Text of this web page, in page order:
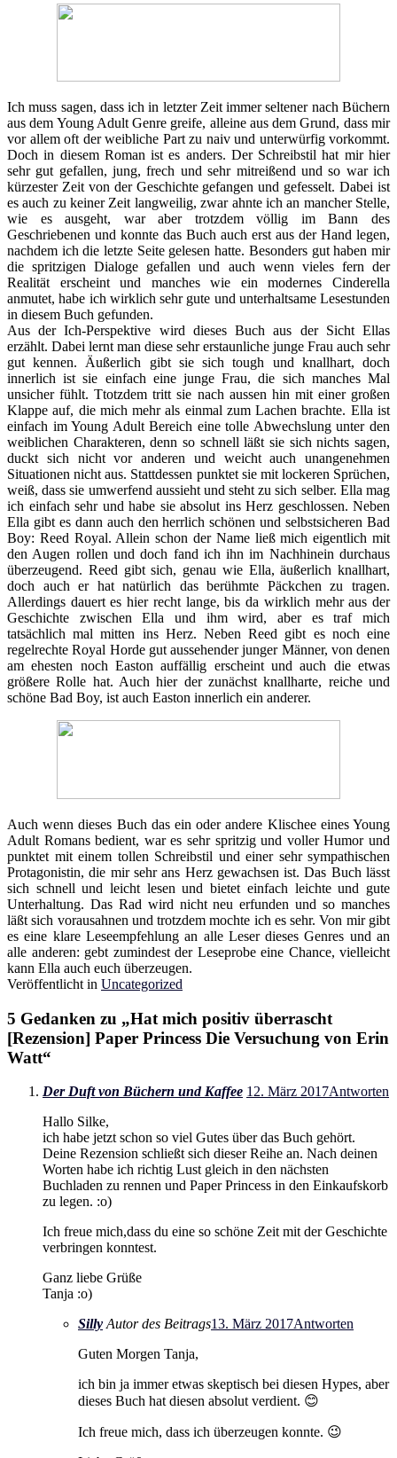
Ich muss sagen, dass ich in letzter Zeit immer seltener nach Büchern
aus dem Young Adult Genre greife, alleine aus dem Grund, dass mir
vor allem oft der weibliche Part zu naiv und unterwürfig vorkommt.
Doch in diesem Roman ist es anders. Der Schreibstil hat mir hier
sehr gut gefallen, jung, frech und sehr mitreißend und so war ich
kürzester Zeit von der Geschichte gefangen und gefesselt. Dabei ist
es auch zu keiner Zeit langweilig, zwar ahnte ich an mancher Stelle,
wie es ausgeht, war aber trotzdem völlig im Bann des
Geschriebenen und konnte das Buch auch erst aus der Hand legen,
nachdem ich die letzte Seite gelesen hatte. Besonders gut haben mir
die spritzigen Dialoge gefallen und auch wenn vieles fern der
Realität erscheint und manches wie ein modernes Cinderella
anmutet, habe ich wirklich sehr gute und unterhaltsame Lesestunden
in diesem Buch gefunden.
Aus der Ich-Perspektive wird dieses Buch aus der Sicht Ellas
erzählt. Dabei lernt man diese sehr erstaunliche junge Frau auch sehr
gut kennen. Äußerlich gibt sie sich tough und knallhart, doch
innerlich ist sie einfach eine junge Frau, die sich manches Mal
unsicher fühlt. Ttotzdem tritt sie nach aussen hin mit einer großen
Klappe auf, die mich mehr als einmal zum Lachen brachte. Ella ist
einfach im Young Adult Bereich eine tolle Abwechslung unter den
weiblichen Charakteren, denn so schnell läßt sie sich nichts sagen,
duckt sich nicht vor anderen und weicht auch unangenehmen
Situationen nicht aus. Stattdessen punktet sie mit lockeren Sprüchen,
weiß, dass sie umwerfend aussieht und steht zu sich selber. Ella mag
ich einfach sehr und habe sie absolut ins Herz geschlossen. Neben
Ella gibt es dann auch den herrlich schönen und selbstsicheren Bad
Boy: Reed Royal. Allein schon der Name ließ mich eigentlich mit
den Augen rollen und doch fand ich ihn im Nachhinein durchaus
überzeugend. Reed gibt sich, genau wie Ella, äußerlich knallhart,
doch auch er hat natürlich das berühmte Päckchen zu tragen.
Allerdings dauert es hier recht lange, bis da wirklich mehr aus der
Geschichte zwischen Ella und ihm wird, aber es traf mich
tatsächlich mal mitten ins Herz. Neben Reed gibt es noch eine
regelrechte Royal Horde gut aussehender junger Männer, von denen
am ehesten noch Easton auffällig erscheint und auch die etwas
größere Rolle hat. Auch hier der zunächst knallharte, reiche und
schöne Bad Boy, ist auch Easton innerlich ein anderer.
Auch wenn dieses Buch das ein oder andere Klischee eines Young
Adult Romans bedient, war es sehr spritzig und voller Humor und
punktet mit einem tollen Schreibstil und einer sehr sympathischen
Protagonistin, die mir sehr ans Herz gewachsen ist. Das Buch lässt
sich schnell und leicht lesen und bietet einfach leichte und gute
Unterhaltung. Das Rad wird nicht neu erfunden und so manches
läßt sich vorausahnen und trotzdem mochte ich es sehr. Von mir gibt
es eine klare Leseempfehlung an alle Leser dieses Genres und an
alle anderen: gebt zumindest der Leseprobe eine Chance, vielleicht
kann Ella auch euch überzeugen.
Veröffentlicht in Uncategorized
5 Gedanken zu „Hat mich positiv überrascht
[Rezension] Paper Princess Die Versuchung von Erin
Watt“
Der Duft von Büchern und Kaffee 12. März 2017Antworten
Hallo Silke,
ich habe jetzt schon so viel Gutes über das Buch gehört.
Deine Rezension schließt sich dieser Reihe an. Nach deinen
Worten habe ich richtig Lust gleich in den nächsten
Buchladen zu rennen und Paper Princess in den Einkaufskorb
zu legen. :o)
Ich freue mich,dass du eine so schöne Zeit mit der Geschichte
verbringen konntest.
Ganz liebe Grüße
Tanja :o)
Silly Autor des Beitrags13. März 2017Antworten
Guten Morgen Tanja,
ich bin ja immer etwas skeptisch bei diesen Hypes, aber
dieses Buch hat diesen absolut verdient. 😊
Ich freue mich, dass ich überzeugen konnte. 😉